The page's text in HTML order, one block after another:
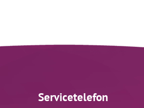
Servicetelefon